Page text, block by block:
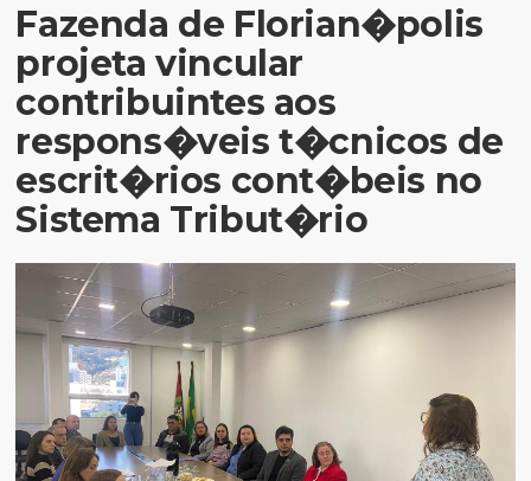
Fazenda de Florian�polis
projeta vincular
contribuintes aos
respons�veis t�cnicos de
escrit�rios cont�beis no
Sistema Tribut�rio